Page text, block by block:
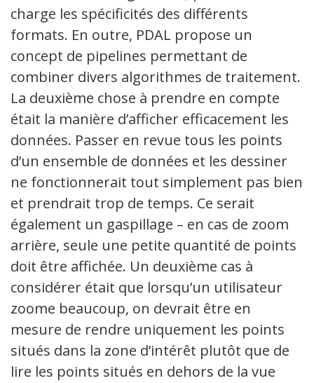
charge les spécificités des différents
formats. En outre, PDAL propose un
concept de pipelines permettant de
combiner divers algorithmes de traitement.
La deuxième chose à prendre en compte
était la manière d’afficher efficacement les
données. Passer en revue tous les points
d’un ensemble de données et les dessiner
ne fonctionnerait tout simplement pas bien
et prendrait trop de temps. Ce serait
également un gaspillage – en cas de zoom
arrière, seule une petite quantité de points
doit être affichée. Un deuxième cas à
considérer était que lorsqu’un utilisateur
zoome beaucoup, on devrait être en
mesure de rendre uniquement les points
situés dans la zone d’intérêt plutôt que de
lire les points situés en dehors de la vue